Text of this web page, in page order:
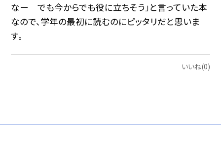
なー でも今からでも役に立ちそう」と言っていた本
なので、学年の最初に読むのにピッタリだと思いま
す。
いいね(0)